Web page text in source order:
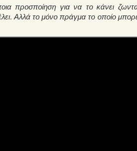
προσποίηση για να το κάνει
Αλλά το μόνο πράγμα το οποίο